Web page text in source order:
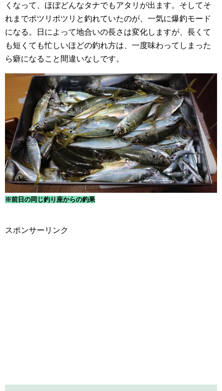
くなって、ほぼどんなタナでもアタリが出ます。そしてそ
れまでポツリポツリと釣れていたのが、一気に爆釣モード
になる。日によって地合いの長さは変化しますが、長くて
も短くても忙しいほどの釣れ方は、一度味わってしまった
ら癖になること間違いなしです。
※前日の同じ釣り座からの釣果
スポンサーリンク